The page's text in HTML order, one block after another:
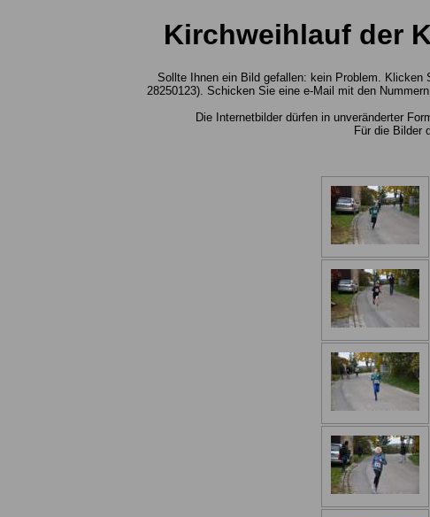
Kirchweihlauf der
Sollte Ihnen ein Bild gefallen: kein Problem. Klicken
28250123). Schicken Sie eine e-Mail mit den
Die Internetbilder dürfen in unveränderter
Für die Bilder